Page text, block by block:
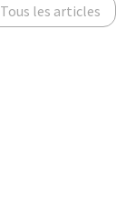
Tous les articles